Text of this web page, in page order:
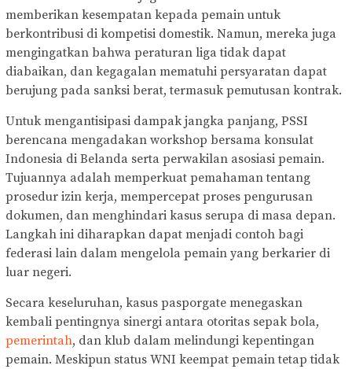
memberikan kesempatan kepada pemain untuk
berkontribusi di kompetisi domestik. Namun, mereka juga
mengingatkan bahwa peraturan liga tidak dapat
diabaikan, dan kegagalan mematuhi persyaratan dapat
berujung pada sanksi berat, termasuk pemutusan kontrak.
Untuk mengantisipasi dampak jangka panjang, PSSI
berencana mengadakan workshop bersama konsulat
Indonesia di Belanda serta perwakilan asosiasi pemain.
Tujuannya adalah memperkuat pemahaman tentang
prosedur izin kerja, mempercepat proses pengurusan
dokumen, dan menghindari kasus serupa di masa depan.
Langkah ini diharapkan dapat menjadi contoh bagi
federasi lain dalam mengelola pemain yang berkarier di
luar negeri.
Secara keseluruhan, kasus pasporgate menegaskan
kembali pentingnya sinergi antara otoritas sepak bola,
pemerintah, dan klub dalam melindungi kepentingan
pemain. Meskipun status WNI keempat pemain tetap tidak